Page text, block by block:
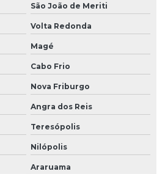
São João de Meriti
Volta Redonda
Magé
Cabo Frio
Nova Friburgo
Angra dos Reis
Teresópolis
Nilópolis
Araruama